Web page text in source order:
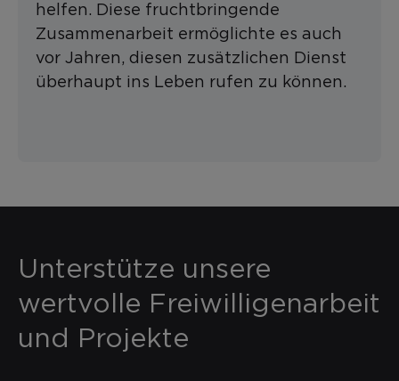
helfen. Diese fruchtbringende
Zusammenarbeit ermöglichte es auch
vor Jahren, diesen zusätzlichen Dienst
überhaupt ins Leben rufen zu können.
Unterstütze unsere
wertvolle Freiwilligenarbeit
und Projekte